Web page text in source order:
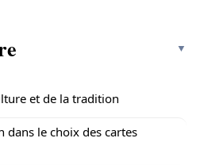
et de la tradition
dans le choix des cartes